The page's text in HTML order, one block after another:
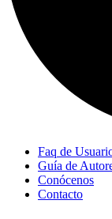
Faq de
Guía de
Conócenos
Contacto